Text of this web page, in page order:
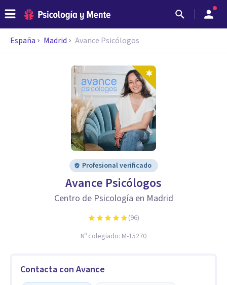
España Madrid Avance Psicólogos
Profesional verificado
Avance Psicólogos
Centro de Psicología en Madrid
(96)
Nº colegiado: M-15270
Contacta con Avance